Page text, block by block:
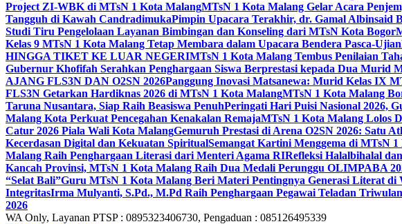
Project ZI-WBK di MTsN 1 Kota MalangMTsN 1 Kota Malang Gelar Acara
Tangguh di Kawah CandradimukaPimpin Upacara Terakhir, dr. Gamal Albinsaid
Studi Tiru Pengelolaan Layanan Bimbingan dan Konseling dari MTsN Kota Bogor
Kelas 9 MTsN 1 Kota Malang Tetap Membara dalam Upacara Bendera Pasca-Ujian
HINGGA TIKET KE LUAR NEGERIMTsN 1 Kota Malang Tembus Penilaian
Gubernur Khofifah Serahkan Penghargaan Siswa Berprestasi kepada Dua Murid
AJANG FLS3N DAN O2SN 2026Panggung Inovasi Matsanewa: Murid Kelas IX
FLS3N Getarkan Hardiknas 2026 di MTsN 1 Kota MalangMTsN 1 Kota Malang
Taruna Nusantara, Siap Raih Beasiswa PenuhPeringati Hari Puisi Nasional 2026,
Malang Kota Perkuat Pencegahan Kenakalan RemajaMTsN 1 Kota Malang Lolos
Catur 2026 Piala Wali Kota MalangGemuruh Prestasi di Arena O2SN 2026: Satu
Kecerdasan Digital dan Kekuatan SpiritualSemangat Kartini Menggema di MTsN
Malang Raih Penghargaan Literasi dari Menteri Agama RIRefleksi Halalbihalal
Kancah Provinsi, MTsN 1 Kota Malang Raih Dua Medali Perunggu OLIMPABA
“Selat Bali”Guru MTsN 1 Kota Malang Beri Materi Pentingnya Generasi Literat di
IntegritasIrma Mulyanti, S.Pd., M.Pd Raih Penghargaan Pegawai Teladan
2026
WA Only, Layanan PTSP : 0895323406730, Pengaduan : 085126495339